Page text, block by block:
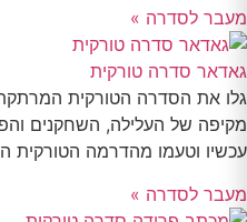
מעבר לסדרה »
גאדאר סדרה טורקית
גלו את הסדרה הטורקית
מקיפה של העלילה, השחקנים
עכשיו וטעמו מהדרמה הטורקית
מעבר לסדרה »